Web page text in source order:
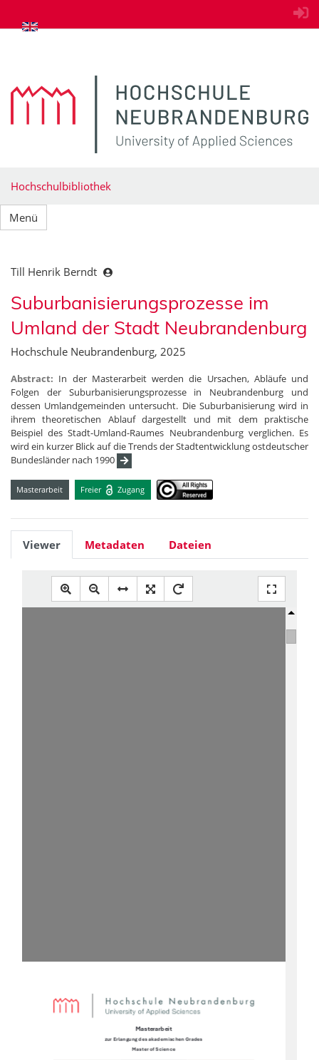
zum Inhalt springen
Hochschulbibliothek
Menü
Till Henrik Berndt
Suburbanisierungsprozesse im
Umland der Stadt Neubrandenburg
Hochschule Neubrandenburg, 2025
Abstract: In der Masterarbeit werden die Ursachen, Abläufe und
Folgen der Suburbanisierungsprozesse in Neubrandenburg und
dessen Umlandgemeinden untersucht. Die Suburbanisierung wird in
ihrem theoretischen Ablauf dargestellt und mit dem praktische
Beispiel des Stadt-Umland-Raumes Neubrandenburg verglichen. Es
wird ein kurzer Blick auf die Trends der Stadtentwicklung ostdeutscher
Bundesländer nach 1990
Masterarbeit Freier Zugang
Viewer Metadaten Dateien
Masterarbeit
zur Erlangung des akademischen Grades
Master of Science